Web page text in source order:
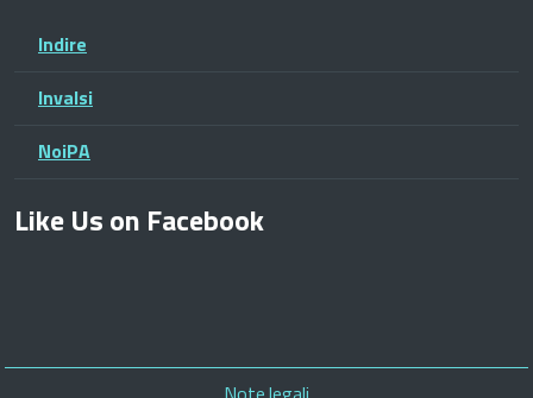
Indire
Invalsi
NoiPA
Like Us on Facebook
Piè